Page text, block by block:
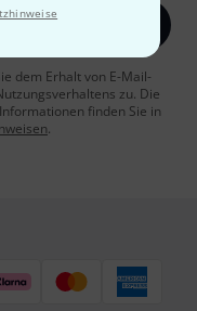
dem Erhalt von E-Mail-
zu. Die
finden Sie in
.